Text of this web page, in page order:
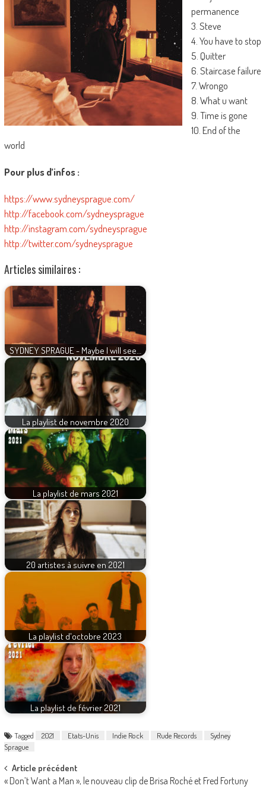
permanence
3. Steve
4. You have to stop
5. Quitter
6. Staircase failure
7. Wrongo
8. What u want
9. Time is gone
10. End of the
world
Pour plus d’infos :
https://www.sydneysprague.com/
http://facebook.com/sydneysprague
http://instagram.com/sydneysprague
http://twitter.com/sydneysprague
Articles similaires :
SYDNEY SPRAGUE - Maybe I will see…
La playlist de novembre 2020
La playlist de mars 2021
20 artistes à suivre en 2021
La playlist d'octobre 2023
La playlist de février 2021
Tagged 2021 Etats-Unis Indie Rock Rude Records
Sydney
Sprague
Post
navigation
Article précédent
« Don’t Want a Man », le nouveau clip de Brisa Roché et Fred Fortuny